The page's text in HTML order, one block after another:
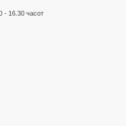
- 16.30 часот